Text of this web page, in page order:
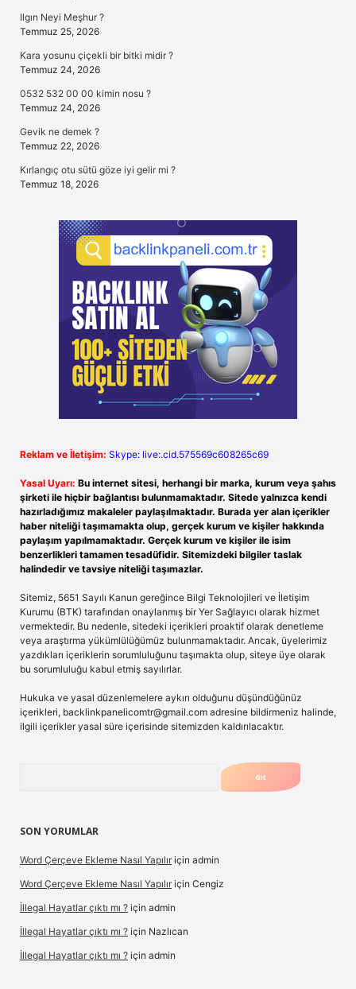
Ilgın Neyi Meşhur ?
Temmuz 25, 2026
Kara yosunu çiçekli bir bitki midir ?
Temmuz 24, 2026
0532 532 00 00 kimin nosu ?
Temmuz 24, 2026
Gevik ne demek ?
Temmuz 22, 2026
Kırlangıç otu sütü göze iyi gelir mi ?
Temmuz 18, 2026
Reklam ve İletişim: Skype: live:.cid.575569c608265c69
Yasal Uyarı: Bu internet sitesi, herhangi bir marka, kurum veya şahıs
şirketi ile hiçbir bağlantısı bulunmamaktadır. Sitede yalnızca kendi
hazırladığımız makaleler paylaşılmaktadır. Burada yer alan içerikler
haber niteliği taşımamakta olup, gerçek kurum ve kişiler hakkında
paylaşım yapılmamaktadır. Gerçek kurum ve kişiler ile isim
benzerlikleri tamamen tesadüfidir. Sitemizdeki bilgiler taslak
halindedir ve tavsiye niteliği taşımazlar.
Sitemiz, 5651 Sayılı Kanun gereğince Bilgi Teknolojileri ve İletişim
Kurumu (BTK) tarafından onaylanmış bir Yer Sağlayıcı olarak hizmet
vermektedir. Bu nedenle, sitedeki içerikleri proaktif olarak denetleme
veya araştırma yükümlülüğümüz bulunmamaktadır. Ancak, üyelerimiz
yazdıkları içeriklerin sorumluluğunu taşımakta olup, siteye üye olarak
bu sorumluluğu kabul etmiş sayılırlar.
Hukuka ve yasal düzenlemelere aykırı olduğunu düşündüğünüz
içerikleri, backlinkpanelicomtr@gmail.com adresine bildirmeniz halinde,
ilgili içerikler yasal süre içerisinde sitemizden kaldırılacaktır.
SON YORUMLAR
Word Çerçeve Ekleme Nasıl Yapılır için admin
Word Çerçeve Ekleme Nasıl Yapılır için Cengiz
İllegal Hayatlar çıktı mı ? için admin
İllegal Hayatlar çıktı mı ? için Nazlıcan
İllegal Hayatlar çıktı mı ? için admin